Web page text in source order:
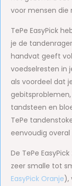
voor mensen
TePe EasyPick
je de
handvat geeft
voedselresten in
als voordeel dat
tandsteen en
TePe
eenvoudig
De TePe
zeer smalle tot
EasyPick Oranje),